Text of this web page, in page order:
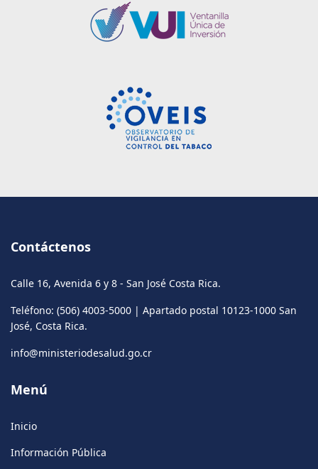
Contáctenos
Calle 16, Avenida 6 y 8 - San José Costa Rica.
Teléfono: (506) 4003-5000 | Apartado postal 10123-1000 San
José, Costa Rica.
info@ministeriodesalud.go.cr
Menú
Inicio
Información Pública